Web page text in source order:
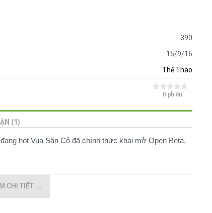
390
15/9/16
Thể Thao
0 phiếu
(1)
hot Vua Sân Cỏ đã chính thức khai mở Open Beta.
CHI TIẾT →